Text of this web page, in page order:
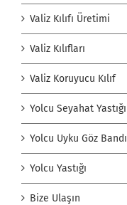
Valiz Kılıfı Üretimi
Valiz Kılıfları
Valiz Koruyucu Kılıf
Yolcu Seyahat Yastığı
Yolcu Uyku Göz Bandı
Yolcu Yastığı
Bize Ulaşın